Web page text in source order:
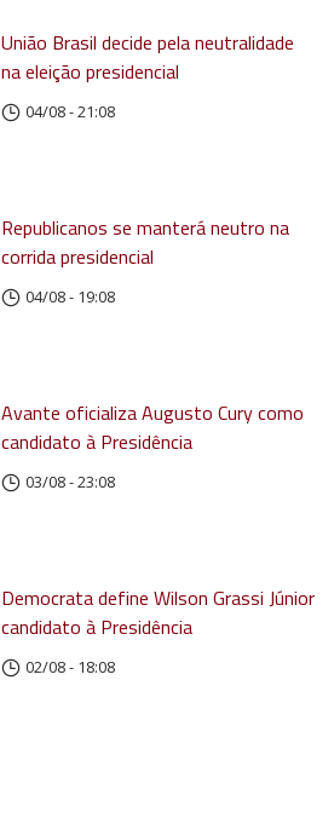
União Brasil decide pela neutralidade
na eleição presidencial
04/08 - 21:08
Republicanos se manterá neutro na
corrida presidencial
04/08 - 19:08
Avante oficializa Augusto Cury como
candidato à Presidência
03/08 - 23:08
Democrata define Wilson Grassi Júnior
candidato à Presidência
02/08 - 18:08